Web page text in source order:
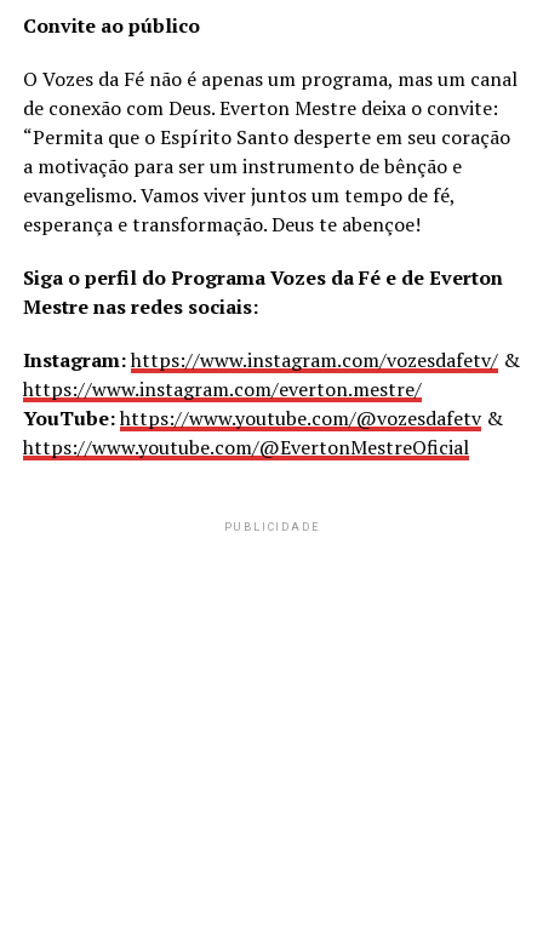
Convite ao público
O Vozes da Fé não é apenas um programa, mas um canal
de conexão com Deus. Everton Mestre deixa o convite:
“Permita que o Espírito Santo desperte em seu coração
a motivação para ser um instrumento de bênção e
evangelismo. Vamos viver juntos um tempo de fé,
esperança e transformação. Deus te abençoe!
Siga o perfil do Programa Vozes da Fé e de Everton
Mestre nas redes sociais:
Instagram:https://www.instagram.com/vozesdafetv/&
https://www.instagram.com/everton.mestre/
YouTube:https://www.youtube.com/@vozesdafetv&
https://www.youtube.com/@EvertonMestreOficial
PUBLICIDADE